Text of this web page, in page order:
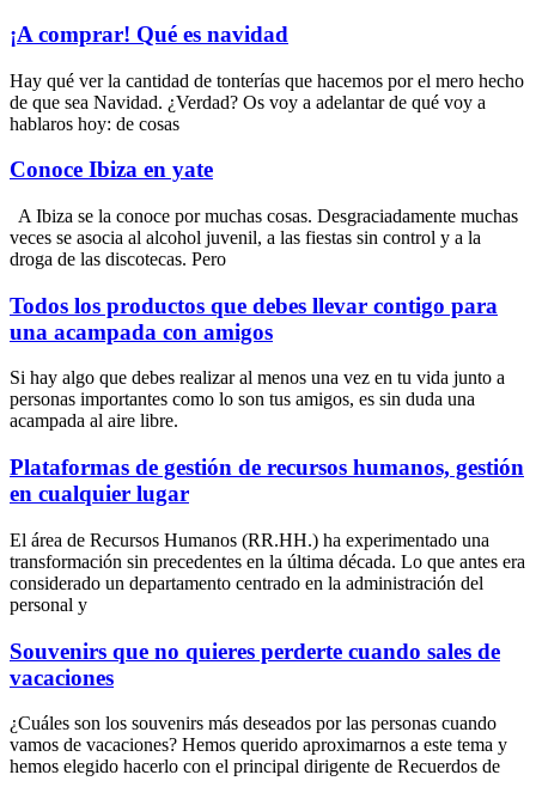
¡A comprar! Qué es navidad
Hay qué ver la cantidad de tonterías que hacemos por el mero hecho
de que sea Navidad. ¿Verdad? Os voy a adelantar de qué voy a
hablaros hoy: de cosas
Conoce Ibiza en yate
A Ibiza se la conoce por muchas cosas. Desgraciadamente muchas
veces se asocia al alcohol juvenil, a las fiestas sin control y a la
droga de las discotecas. Pero
Todos los productos que debes llevar contigo para
una acampada con amigos
Si hay algo que debes realizar al menos una vez en tu vida junto a
personas importantes como lo son tus amigos, es sin duda una
acampada al aire libre.
Plataformas de gestión de recursos humanos, gestión
en cualquier lugar
El área de Recursos Humanos (RR.HH.) ha experimentado una
transformación sin precedentes en la última década. Lo que antes era
considerado un departamento centrado en la administración del
personal y
Souvenirs que no quieres perderte cuando sales de
vacaciones
¿Cuáles son los souvenirs más deseados por las personas cuando
vamos de vacaciones? Hemos querido aproximarnos a este tema y
hemos elegido hacerlo con el principal dirigente de Recuerdos de